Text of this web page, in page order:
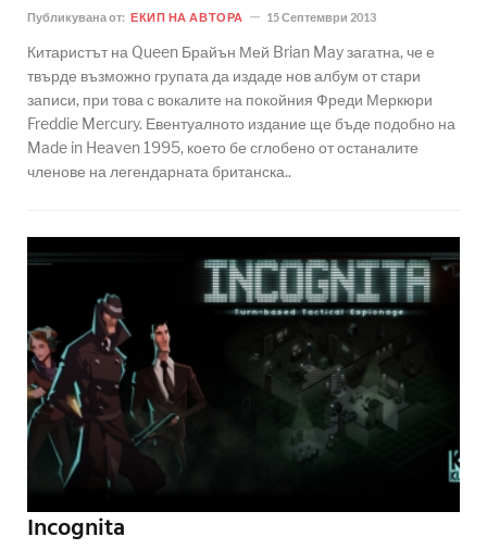
Публикувана от: ЕКИП НА АВТОРА 15 Септември 2013
Китаристът на Queen Брайън Мей Brian May загатна, че е
твърде възможно групата да издаде нов албум от стари
записи, при това с вокалите на покойния Фреди Меркюри
Freddie Mercury. Евентуалното издание ще бъде подобно на
Made in Heaven 1995, което бе сглобено от останалите
членове на легендарната британска..
Incognita